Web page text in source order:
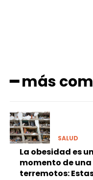
━ más
SALUD
La obesidad es
momento de
terremotos: